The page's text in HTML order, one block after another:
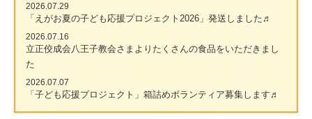
2026.07.29
「えがお夏の子ども応援プロジェクト2026」発送しました♬
2026.07.16
立正佼成会八王子教会さまよりたくさんの食品をいただきまし
た
2026.07.07
「子ども応援プロジェクト」箱詰めボランティア募集します♬